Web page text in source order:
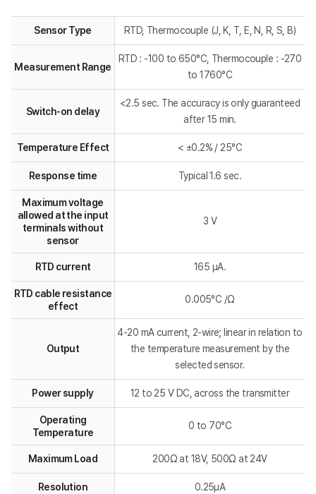
Sensor Type RTD, Thermocouple (J, K, T, E, N, R, S, B)
Measurement Range
RTD : -100 to 650°C, Thermocouple : -270
to 1760°C
Switch-on delay
<2.5 sec. The accuracy is only guaranteed
after 15 min.
Temperature Effect < ±0.2% / 25°C
Response time Typical 1.6 sec.
Maximum voltage
allowed at the input
terminals without
sensor
3 V
RTD current 165 μA.
RTD cable resistance
effect
0.005°C /Ω
Output
4-20 mA current, 2-wire; linear in relation to
the temperature measurement by the
selected sensor.
Power supply 12 to 25 V DC, across the transmitter
Operating
Temperature
0 to 70°C
Maximum Load 200Ω at 18V, 500Ω at 24V
Resolution 0.25μA